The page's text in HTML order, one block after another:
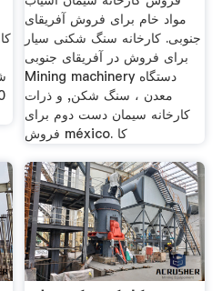
مواد خام برای فروش آفریقای
جنوبی. کارخانه سنگ شکنی سیار
برای فروش در آفریقای جنوبی
Mining machinery دستگاه
معدن ، سنگ شکن, و ذرات
کارخانه سیمان دست دوم برای
فروش méxico. کا